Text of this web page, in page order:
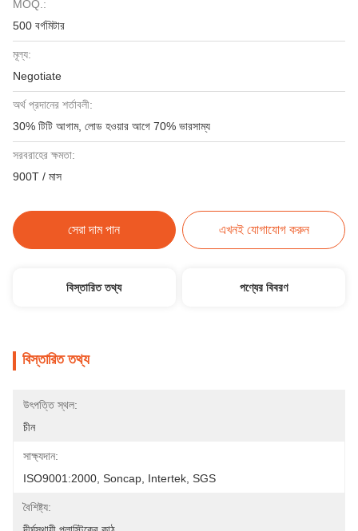
MOQ.:
500 বর্গমিটার
মূল্য:
Negotiate
অর্থ প্রদানের শর্তাবলী:
30% টিটি আগাম, লোড হওয়ার আগে 70% ভারসাম্য
সরবরাহের ক্ষমতা:
900T / মাস
সেরা দাম পান এখনই যোগাযোগ করুন
বিস্তারিত তথ্য পণ্যের বিবরণ
বিস্তারিত তথ্য
উৎপত্তি স্থল:
চীন
সাক্ষ্যদান:
ISO9001:2000, Soncap, Intertek, SGS
বৈশিষ্ট্য: